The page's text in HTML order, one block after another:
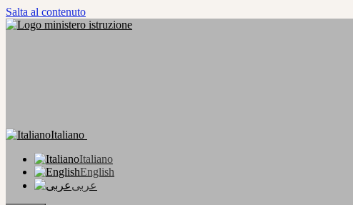
Salta al contenuto
Italiano
Italiano
English
عربى